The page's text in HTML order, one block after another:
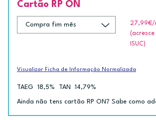
Cartão RP ON
27,99€/
ISUC)
Visualizar Ficha de Informação Normalizada
TAEG 18,5% TAN 14,79%
Ainda não tens cartão RP ON? Sabe como